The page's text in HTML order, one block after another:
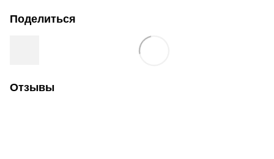
Поделиться
Отзывы